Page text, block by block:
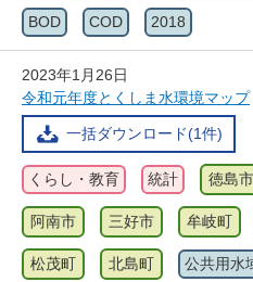
BOD COD 2018
2023年1月26日
令和元年度とくしま水環境マップ
一括ダウンロード(1件)
くらし・教育 統計 徳島市
阿南市 三好市 牟岐町
松茂町 北島町 公共用水